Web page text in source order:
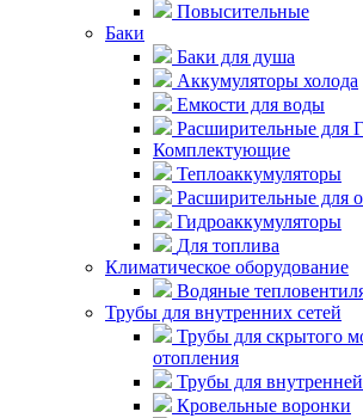
Повысительные
Баки
Баки для душа
Аккумуляторы холода
Емкости для воды
Расширительные для
Комплектующие
Теплоаккумуляторы
Расширительные для
Гидроаккумуляторы
Для топлива
Климатическое оборудование
Водяные
Трубы для внутренних сетей
Трубы для скрытого
отопления
Трубы для
Кровельные воронки